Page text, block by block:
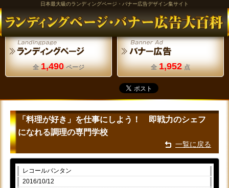
日本最大級のランディングページ・バナー広告デザイン集サイト
全 1,490 ページ 全 1,952 点
「料理が好き」を仕事にしよう！ 即戦力のシェフ
になれる調理の専門学校
一覧に戻る
レコールバンタン
2016/10/12